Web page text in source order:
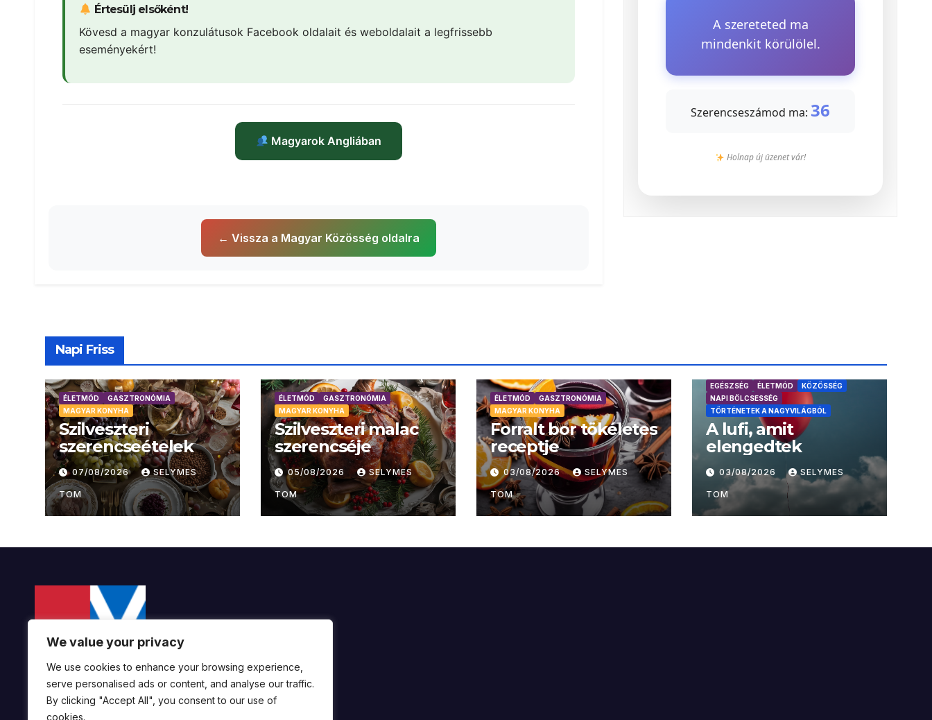
We value your privacy
We use cookies to enhance your browsing experience,
serve personalised ads or content, and analyse our traffic.
By clicking "Accept All", you consent to our use of
cookies.
Értesülj elsőként!
Kövesd a magyar konzulátusok Facebook oldalait és weboldalait a legfrissebb
eseményekért!
Magyarok Angliában
← Vissza a Magyar Közösség oldalra
A szereteted ma
mindenkit körülölel.
Szerencseszámod ma: 36
Holnap új üzenet vár!
Napi Friss
ÉLETMÓD
GASZTRONÓMIA
MAGYAR KONYHA
Szilveszteri
szerencseételek
07/08/2026 SELYMES
TOM
ÉLETMÓD
GASZTRONÓMIA
MAGYAR KONYHA
Szilveszteri malac
szerencséje
05/08/2026 SELYMES
TOM
ÉLETMÓD
GASZTRONÓMIA
MAGYAR KONYHA
Forralt bor tökéletes
receptje
03/08/2026 SELYMES
TOM
EGÉSZSÉG ÉLETMÓD
KÖZÖSSÉG
NAPI BÖLCSESSÉG
TÖRTÉNETEK A NAGYVILÁGBÓL
A lufi, amit
elengedtek
03/08/2026 SELYMES
TOM